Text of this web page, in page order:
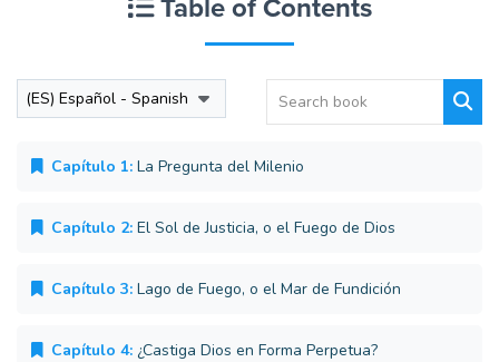
Capítulo 1: La Pregunta del Milenio
Capítulo 2: El Sol de Justicia, o el Fuego de Dios
Capítulo 3: Lago de Fuego, o el Mar de Fundición
Capítulo 4: ¿Castiga Dios en Forma Perpetua?